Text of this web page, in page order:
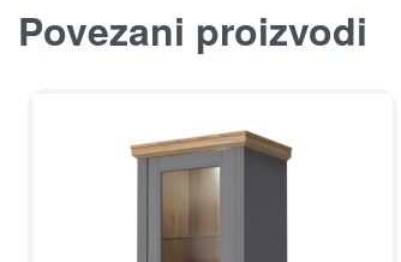
Povezani proizvodi